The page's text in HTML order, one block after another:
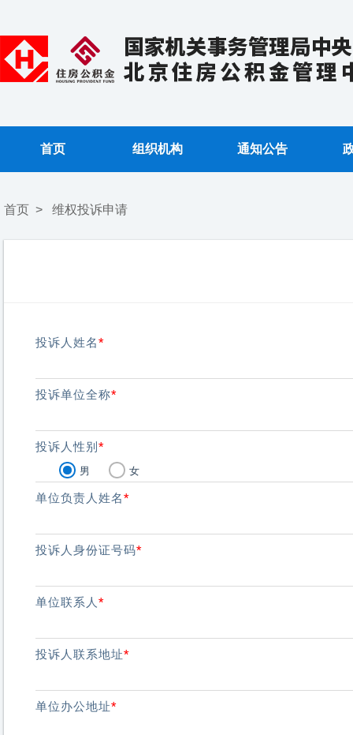
首页 组织机构 通知公告
首页 > 维权投诉申请
投诉人姓名*
投诉单位全称*
投诉人性别*
男 女
单位负责人姓名*
投诉人身份证号码*
单位联系人*
投诉人联系地址*
单位办公地址*